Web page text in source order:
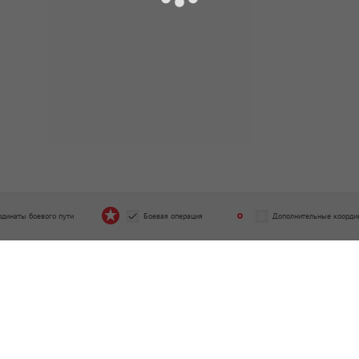
боевого пути Боевая операция Дополнительные